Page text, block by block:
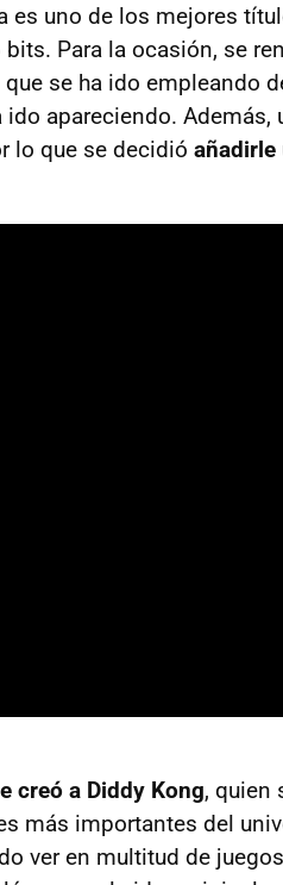
es uno de los mejores
Para la ocasión, se
que se ha ido empleando
apareciendo.
lo que se decidió añadirle
creó a Diddy Kong, quien
más importantes del
ver en multitud de